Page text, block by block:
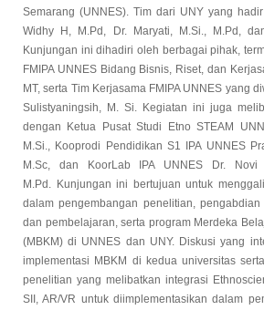
Semarang (UNNES). Tim dari UNY yang
Widhy H, M.Pd, Dr. Maryati, M.Si., M.Pd,
Kunjungan ini dihadiri oleh berbagai pihak,
FMIPA UNNES Bidang Bisnis, Riset, dan
MT, serta Tim Kerjasama FMIPA UNNES yang
Sulistyaningsih, M. Si. Kegiatan ini juga
dengan Ketua Pusat Studi Etno STEAM
M.Si., Kooprodi Pendidikan S1 IPA UNNES
M.Sc, dan KoorLab IPA UNNES Dr. Novi
M.Pd. Kunjungan ini bertujuan untuk
dalam pengembangan penelitian,
dan pembelajaran, serta program Merdeka
(MBKM) di UNNES dan UNY. Diskusi yang
implementasi MBKM di kedua universitas
penelitian yang melibatkan integrasi
SII, AR/VR untuk diimplementasikan dalam